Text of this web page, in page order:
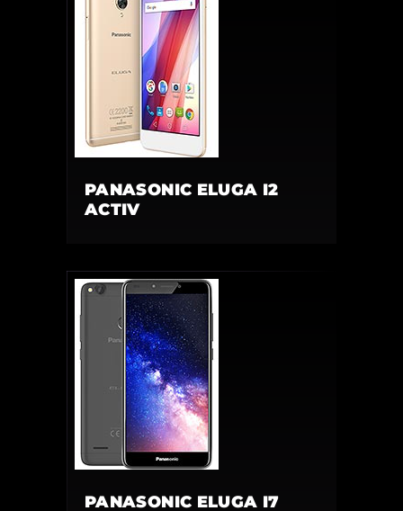
PANASONIC ELUGA I2
ACTIV
PANASONIC ELUGA I7